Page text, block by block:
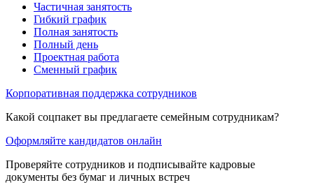
Частичная занятость
Гибкий график
Полная занятость
Полный день
Проектная работа
Сменный график
Корпоративная поддержка сотрудников
Какой соцпакет вы предлагаете семейным сотрудникам?
Оформляйте кандидатов онлайн
Проверяйте сотрудников и подписывайте кадровые
документы без бумаг и личных встреч